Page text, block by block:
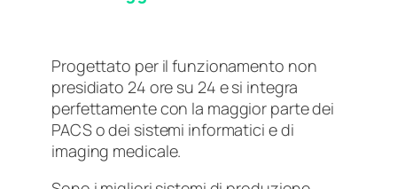
Progettato per il funzionamento non
presidiato 24 ore su 24 e si integra
perfettamente con la maggior parte dei
PACS o dei sistemi informatici e di
imaging medicale.